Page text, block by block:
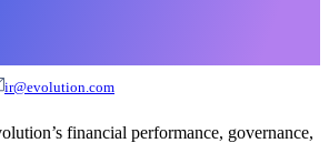
ir@evolution.com
financial performance, governance,